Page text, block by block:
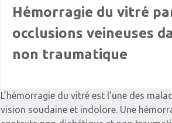
Hémorragie du vitré
occlusions veineuses
non traumatique
L’hémorragie du vitré est l’une des
vision soudaine et indolore. Une